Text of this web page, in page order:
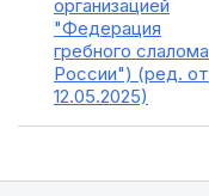
организацией
"Федерация
гребного слалома
России") (ред. от
12.05.2025)